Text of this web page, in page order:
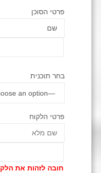
פרטי הסוכן
בחר תוכנית
פרטי הלקוח
חובה לזהות את